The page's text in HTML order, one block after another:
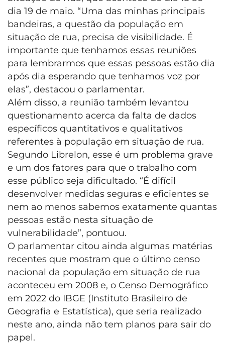
dia 19 de maio. “Uma das minhas principais
bandeiras, a questão da população em
situação de rua, precisa de visibilidade. É
importante que tenhamos essas reuniões
para lembrarmos que essas pessoas estão dia
após dia esperando que tenhamos voz por
elas”, destacou o parlamentar.
Além disso, a reunião também levantou
questionamento acerca da falta de dados
específicos quantitativos e qualitativos
referentes à população em situação de rua.
Segundo Librelon, esse é um problema grave
e um dos fatores para que o trabalho com
esse público seja dificultado. “É difícil
desenvolver medidas seguras e eficientes se
nem ao menos sabemos exatamente quantas
pessoas estão nesta situação de
vulnerabilidade”, pontuou.
O parlamentar citou ainda algumas matérias
recentes que mostram que o último censo
nacional da população em situação de rua
aconteceu em 2008 e, o Censo Demográfico
em 2022 do IBGE (Instituto Brasileiro de
Geografia e Estatística), que seria realizado
neste ano, ainda não tem planos para sair do
papel.